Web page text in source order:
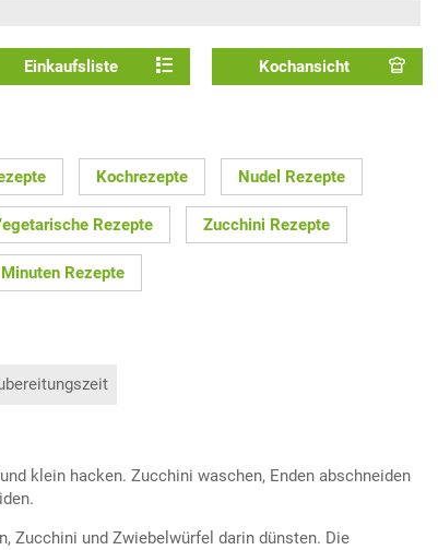
Einkaufsliste Kochansicht
Kochrezepte Nudel Rezepte
Rezepte Zucchini Rezepte
Rezepte
klein hacken. Zucchini waschen, Enden abschneiden
Zucchini und Zwiebelwürfel darin dünsten. Die